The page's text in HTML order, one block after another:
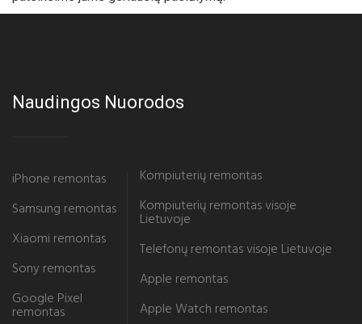
Naudingos Nuorodos
iPhone remontas
Samsung remontas
Xiaomi remontas
Sony remontas
Google Pixel
remontas
Kompiuterių remontas
Kompiuterių remontas visoje
Lietuvoje
Telefonų remontas visoje Lietuvoje
Apple remontas
Apple Watch remontas